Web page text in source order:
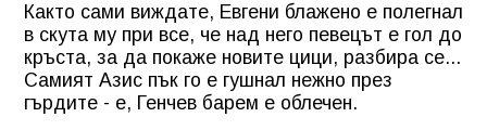
Както сами виждате, Евгени блажено е полегнал
в скута му при все, че над него певецът е гол до
кръста, за да покаже новите цици, разбира се...
Самият Азис пък го е гушнал нежно през
гърдите - е, Генчев барем е облечен.